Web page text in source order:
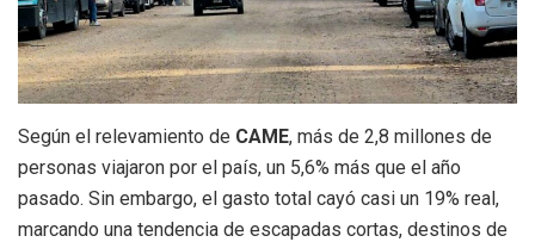
Según el relevamiento de CAME, más de 2,8 millones de
personas viajaron por el país, un 5,6% más que el año
pasado. Sin embargo, el gasto total cayó casi un 19% real,
marcando una tendencia de escapadas cortas, destinos de